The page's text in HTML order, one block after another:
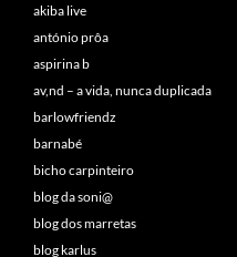
akiba live
antónio prôa
aspirina b
av,nd – a vida, nunca duplicada
barlowfriendz
barnabé
bicho carpinteiro
blog da soni@
blog dos marretas
blog karlus